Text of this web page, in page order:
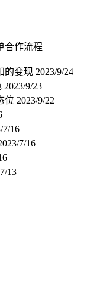
合作流程
的变现 2023/9/24
2023/9/23
位 2023/9/22
7/16
7/16
13